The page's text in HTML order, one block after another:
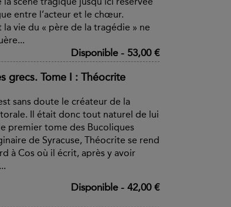
entre l’acteur et le chœur.
la vie du « père de la tragédie » ne
Disponible- 53,00 €
grecs. Tome I : Théocrite
sans doute le créateur de la
Il était donc tout naturel de lui
premier tome des Bucoliques
de Syracuse, Théocrite se rend
à Cos où il écrit, après y avoir
Disponible- 42,00 €